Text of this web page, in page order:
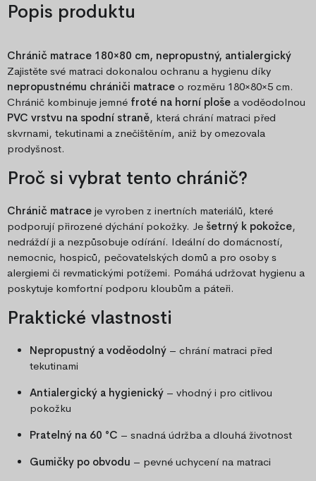
Popis produktu
Chránič matrace 180×80 cm, nepropustný, antialergický
Zajistěte své matraci dokonalou ochranu a hygienu díky
nepropustnému chrániči matrace o rozměru 180×80×5 cm.
Chránič kombinuje jemné froté na horní ploše a voděodolnou
PVC vrstvu na spodní straně, která chrání matraci před
skvrnami, tekutinami a znečištěním, aniž by omezovala
prodyšnost.
Proč si vybrat tento chránič?
Chránič matrace je vyroben z inertních materiálů, které
podporují přirozené dýchání pokožky. Je šetrný k pokožce,
nedráždí ji a nezpůsobuje odírání. Ideální do domácností,
nemocnic, hospiců, pečovatelských domů a pro osoby s
alergiemi či revmatickými potížemi. Pomáhá udržovat hygienu a
poskytuje komfortní podporu kloubům a páteři.
Praktické vlastnosti
Nepropustný a voděodolný – chrání matraci před
tekutinami
Antialergický a hygienický – vhodný i pro citlivou
pokožku
Pratelný na 60 °C – snadná údržba a dlouhá životnost
Gumičky po obvodu – pevné uchycení na matraci